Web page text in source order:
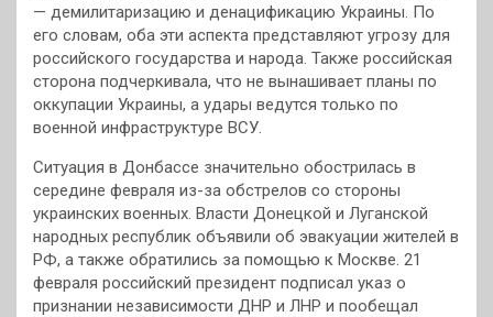
— демилитаризацию и денацификацию Украины. По
его словам, оба эти аспекта представляют угрозу для
российского государства и народа. Также российская
сторона подчеркивала, что не вынашивает планы по
оккупации Украины, а удары ведутся только по
военной инфраструктуре ВСУ.
Ситуация в Донбассе значительно обострилась в
середине февраля из-за обстрелов со стороны
украинских военных. Власти Донецкой и Луганской
народных республик объявили об эвакуации жителей в
РФ, а также обратились за помощью к Москве. 21
февраля российский президент подписал указ о
признании независимости ДНР и ЛНР и пообещал